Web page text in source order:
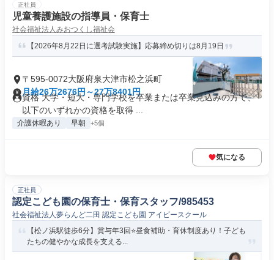
正社員
児童養護施設の指導員・保育士
社会福祉法人みおつくし福祉会
【2026年8月22日に選考試験実施】応募締め切りは8月19日
〒595-0072大阪府泉大津市松之浜町
月給26万2676円～27万8401円
資格 大学・短大・専門学校を卒業または卒業見込みの方で、
以下のいずれかの資格を取得 ...
介護休暇あり 早朝 +5個
気になる
正社員
認定こども園の保育士・保育スタッフ/985453
社会福祉法人夢らんど二田 認定こども園 アイビースクール
【松ノ浜駅徒歩6分】賞与年3回⭐️昼食補助・育休制度あり！子ども
たちの健やかな成長を支える...